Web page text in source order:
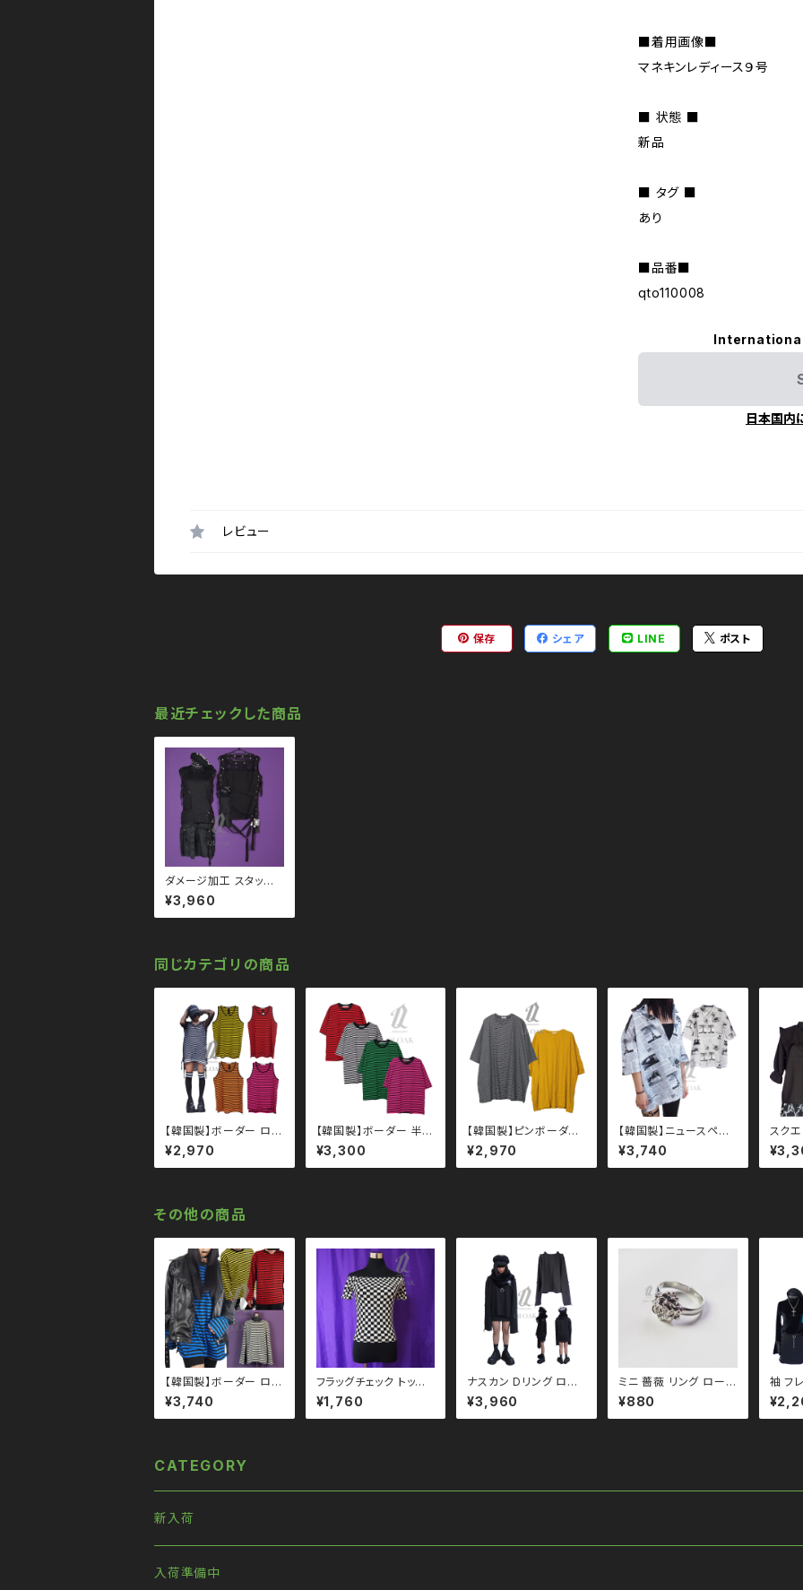
■着用画像■
マネキンレディース９号
■ 状態 ■
新品
■ タグ ■
あり
■品番■
qto110008
日本国内
レビュー
保存 シェア LINE ポスト
最近チェックした商品
ダメージ加工 スタッズ
ベルト レースアップ タ
ンクトップ qto11000
8 モノトーン ブラック
リ パンク ロック Ｖ 系
韓国ファッション ストリ
ート系 原宿 個性的 dru
ー drug honey
¥3,960
同じカテゴリの商品
【韓国製】ボーダー ロン
グ タンクトップ qto11
0010 大きいサイズ ユ
ニセックス ビッグシルエ
ロック Ｖ 系 韓国ファッ
ション ストリート系 原
宿 韓国ブランド ninen
uts ナインナッツ
¥2,970
【韓国製】ボーダー 半袖
Ｔシャツ qto110005
大きいサイズ ユニセ
ックス ビッグシルエット
韓国ブランド ninenuts
ナインナッツ
¥3,300
【韓国製】ピンボーダー
半袖 ビッグTシャツ q
to110012 大きいサイ
ズ ユニセックス ビッグ
¥2,970
【韓国製】ニュースペー
パー プリント 半袖 シャ
ツ qto110011 大き
いサイズ ユニセックス
黒コーデ モード 系 韓
国ファッション ストリー
ninenuts ナインナッツ
¥3,740
スク
ー 半
ラッ
その他の商品
【韓国製】ボーダー ロン
グ Ｔシャツ qto11002
5 大きいサイズ ユニセッ
クス ビッグシルエット オ
ク Ｖ 系 韓国ファッショ
国ブランド ninenuts
¥3,740
フラッグチェック トップ
ス qto110003
¥1,760
ナスカン Dリング ロン
グアーム トップス ユニ
セックス ビッグシルエッ
ト オーバーサイズ ロン
リ パンク ロック Ｖ 系
¥3,960
ミニ 薔薇 リング ローズ
リング qac110047
韓国製 韓国アクセサリ
ー モノトーン ブラックコ
ート系 原宿 個性的
¥880
袖 フ
ベロア
モノ
ーデ
CATEGORY
新入荷
入荷準備中